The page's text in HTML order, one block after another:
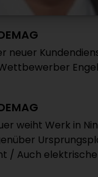
neuer
Engel
weiht Werk in
/ Auch